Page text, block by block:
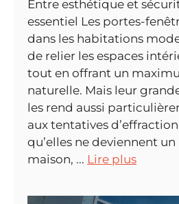
Entre esthétique et
essentiel Les portes-
dans les habitations
de relier les espaces
tout en offrant un
naturelle. Mais leur
les rend aussi
aux tentatives
qu’elles ne deviennent
maison, ... Lire plus